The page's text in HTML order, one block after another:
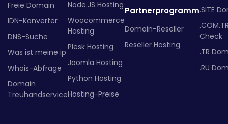
Freie Domain
IDN-Konverter
DNS-Suche
Was ist meine ip
Whois-Abfrage
Domain
Treuhandservice
Node.JS Hosting
Woocommerce
Hosting
Plesk Hosting
Joomla Hosting
Python Hosting
Hosting-Preise
Partnerprogramm
Domain-Reseller
Reseller Hosting
.SITE
Check
.TR
.RU